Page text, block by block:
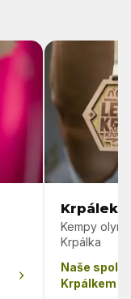
Krpálek
Kempy
Krpálka
Naše
Krpálkem